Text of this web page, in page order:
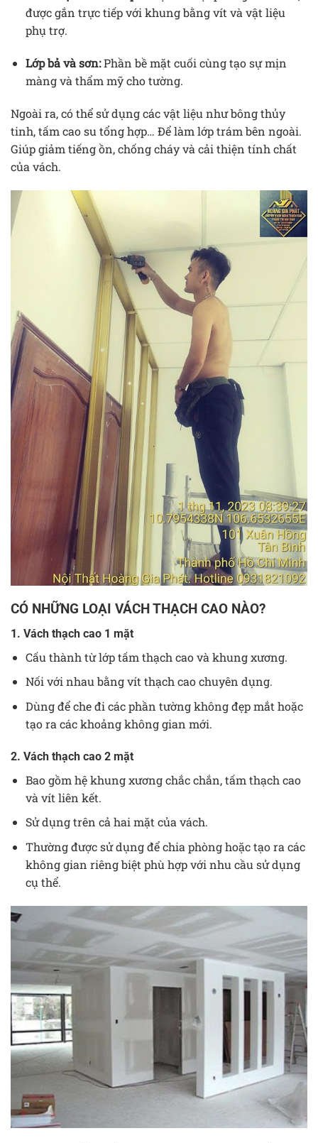
được gắn trực tiếp với khung bằng vít và vật liệu
phụ trợ.
Lớp bả và sơn:Phần bề mặt cuối cùng tạo sự mịn
màng và thẩm mỹ cho tường.
Ngoài ra, có thể sử dụng các vật liệu như bông thủy
tinh, tấm cao su tổng hợp… Để làm lớp trám bên ngoài.
Giúp giảm tiếng ồn, chống cháy và cải thiện tính chất
của vách.
CÓ NHỮNG LOẠI VÁCH THẠCH CAO NÀO?
1. Vách thạch cao 1 mặt
Cấu thành từ lớp tấm thạch cao và khung xương.
Nối với nhau bằng vít thạch cao chuyên dụng.
Dùng để che đi các phần tường không đẹp mắt hoặc
tạo ra các khoảng không gian mới.
2. Vách thạch cao 2 mặt
Bao gồm hệ khung xương chắc chắn, tấm thạch cao
và vít liên kết.
Sử dụng trên cả hai mặt của vách.
Thường được sử dụng để chia phòng hoặc tạo ra các
không gian riêng biệt phù hợp với nhu cầu sử dụng
cụ thể.